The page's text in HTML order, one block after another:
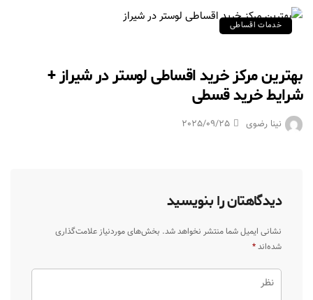
خدمات اقساطی
بهترین مرکز خرید اقساطی لوستر در شیراز +
شرایط خرید قسطی
نینا رضوی 2025/09/25
دیدگاهتان را بنویسید
نشانی ایمیل شما منتشر نخواهد شد. بخش‌های موردنیاز علامت‌گذاری
شده‌اند*